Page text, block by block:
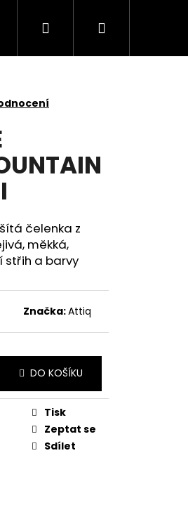
Obchodní podmínky
PřihlášeníNákupní
čelenka z
měkká,
střih a barvy
Značka:Attiq
DO KOŠÍKU
Tisk
Zeptat se
Sdílet